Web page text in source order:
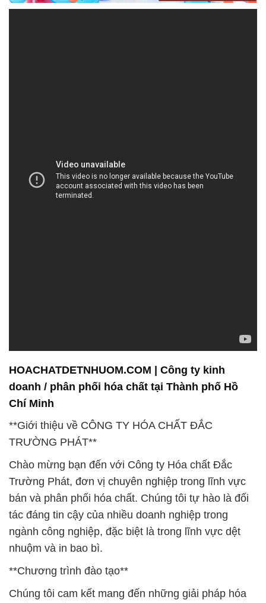
HOACHATDETNHUOM.COM | Công ty kinh
doanh / phân phối hóa chất tại Thành phố Hồ
Chí Minh
**Giới thiệu về CÔNG TY HÓA CHẤT ĐẮC
TRƯỜNG PHÁT**
Chào mừng bạn đến với Công ty Hóa chất Đắc
Trường Phát, đơn vị chuyên nghiệp trong lĩnh vực
bán và phân phối hóa chất. Chúng tôi tự hào là đối
tác đáng tin cậy của nhiều doanh nghiệp trong
ngành công nghiệp, đặc biệt là trong lĩnh vực dệt
nhuộm và in bao bì.
**Chương trình đào tạo**
Chúng tôi cam kết mang đến những giải pháp hóa